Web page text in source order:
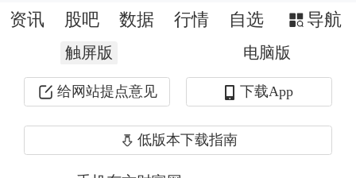
宽合作空间，打造市场化、法治化、国
际化一流营商环境，加快规则对接、标
准协同，为高质量国际交流合作创造条
件。
ST中迪19连板突然停牌！多只大牛股
资讯 股吧 数据 行情 自选 导航
触屏版 电脑版
给网站提点意见 下载App
低版本下载指南